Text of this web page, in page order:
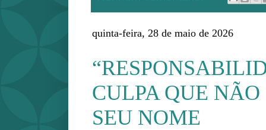
quinta-feira, 28 de maio de 2026
CULPA QUE
SEU NOME